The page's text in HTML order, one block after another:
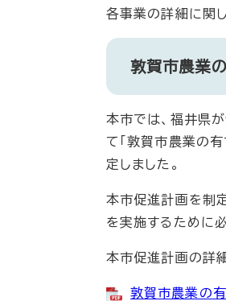
各事業の詳細に関
敦賀市農業
本市では、福井県
て「敦賀市農業の有
定しました。
本市促進計画を制
を実施するために
本市促進計画の詳
敦賀市農業の